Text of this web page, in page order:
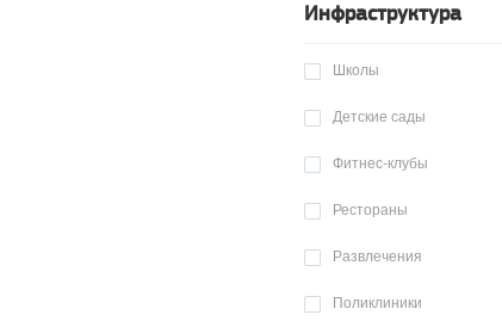
Инфраструктура
Школы
Детские сады
Фитнес-клубы
Рестораны
Развлечения
Поликлиники